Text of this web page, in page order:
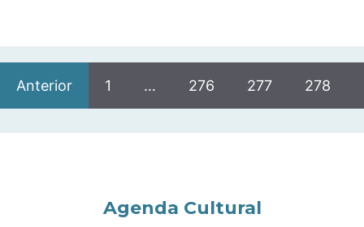
Anterior 1 … 276 277 278
Agenda Cultural